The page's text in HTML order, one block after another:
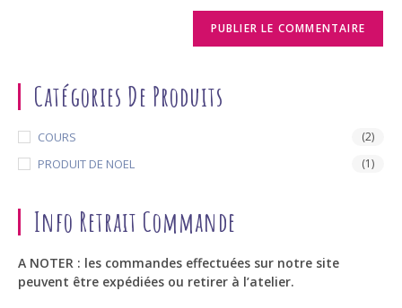
Catégories De Produits
COURS (2)
PRODUIT DE NOEL (1)
Info Retrait Commande
A NOTER : les commandes effectuées sur notre site
peuvent être expédiées ou retirer à l’atelier.